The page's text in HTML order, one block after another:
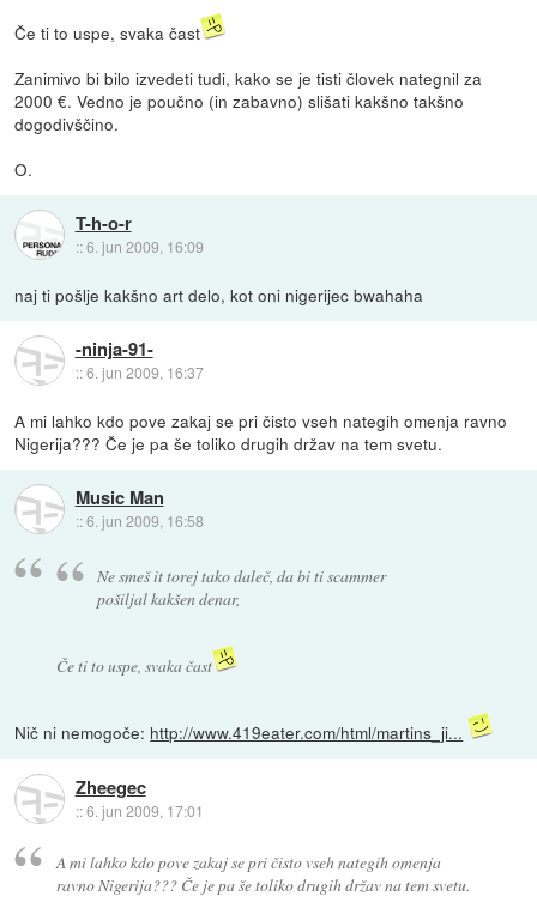
Če ti to uspe, svaka čast
Zanimivo bi bilo izvedeti tudi, kako se je tisti človek nategnil za
2000 €. Vedno je poučno (in zabavno) slišati kakšno takšno
dogodivščino.
O.
T-h-o-r
::6. jun 2009, 16:09
naj ti pošlje kakšno art delo, kot oni nigerijec bwahaha
-ninja-91-
::6. jun 2009, 16:37
A mi lahko kdo pove zakaj se pri čisto vseh nategih omenja ravno
Nigerija??? Če je pa še toliko drugih držav na tem svetu.
Music Man
::6. jun 2009, 16:58
Ne smeš it torej tako daleč, da bi ti scammer
pošiljal kakšen denar,
Če ti to uspe, svaka čast
Nič ni nemogoče: http://www.419eater.com/html/martins_ji...
Zheegec
::6. jun 2009, 17:01
A mi lahko kdo pove zakaj se pri čisto vseh nategih omenja
ravno Nigerija??? Če je pa še toliko drugih držav na tem svetu.